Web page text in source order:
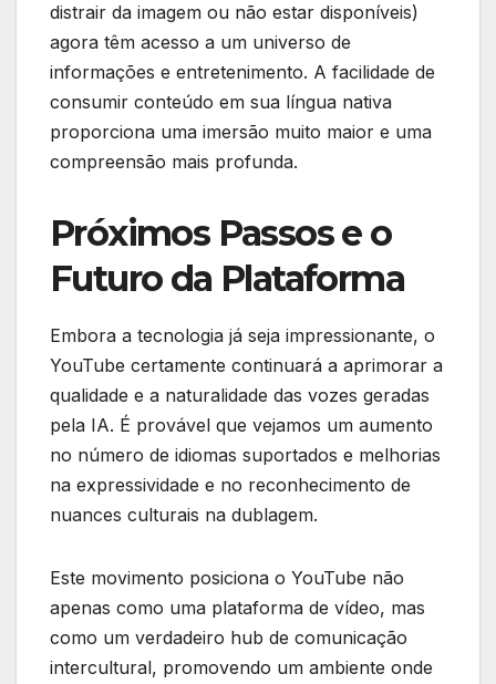
distrair da imagem ou não estar disponíveis)
agora têm acesso a um universo de
informações e entretenimento. A facilidade de
consumir conteúdo em sua língua nativa
proporciona uma imersão muito maior e uma
compreensão mais profunda.
Próximos Passos e o
Futuro da Plataforma
Embora a tecnologia já seja impressionante, o
YouTube certamente continuará a aprimorar a
qualidade e a naturalidade das vozes geradas
pela IA. É provável que vejamos um aumento
no número de idiomas suportados e melhorias
na expressividade e no reconhecimento de
nuances culturais na dublagem.
Este movimento posiciona o YouTube não
apenas como uma plataforma de vídeo, mas
como um verdadeiro hub de comunicação
intercultural, promovendo um ambiente onde